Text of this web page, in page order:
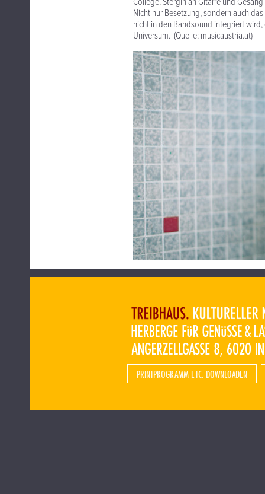
Nicht nur Besetzung, sondern auch
nicht in den Bandsound integriert
Universum. (Quelle: musicaustria.at)
PRINTPROGRAMM ETC. DOWNLOADEN